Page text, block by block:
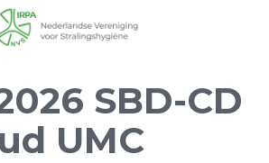
SBD-CD
UMC